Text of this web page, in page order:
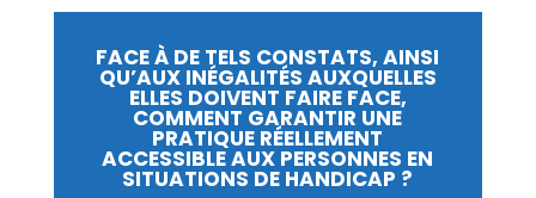
FACE À DE TELS CONSTATS, AINSI
QU’AUX INÉGALITÉS AUXQUELLES
ELLES DOIVENT FAIRE FACE,
COMMENT GARANTIR UNE
PRATIQUE RÉELLEMENT
ACCESSIBLE AUX PERSONNES EN
SITUATIONS DE HANDICAP ?